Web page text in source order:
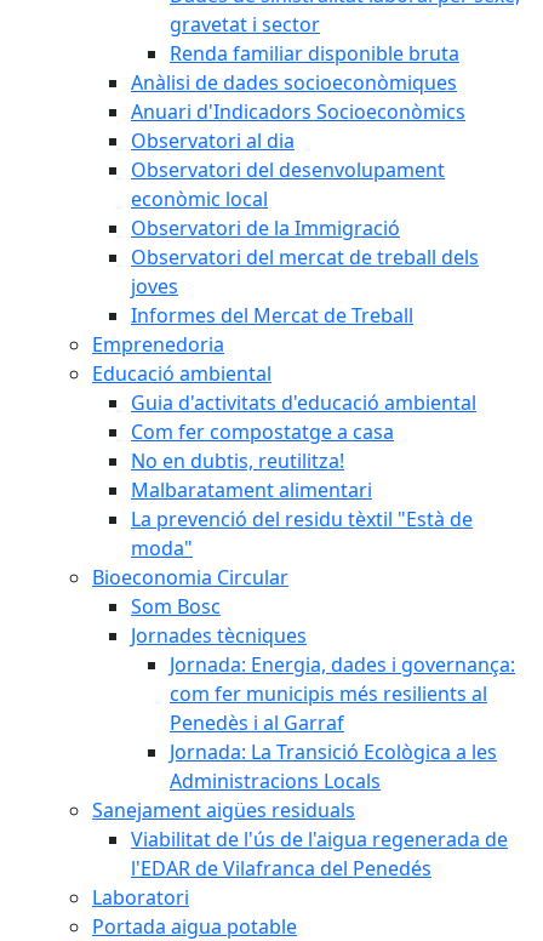
gravetat i sector
Renda familiar disponible bruta
Anàlisi de dades socioeconòmiques
Anuari d'Indicadors Socioeconòmics
Observatori al dia
Observatori del desenvolupament
econòmic local
Observatori de la Immigració
Observatori del mercat de treball dels
joves
Informes del Mercat de Treball
Emprenedoria
Educació ambiental
Guia d'activitats d'educació ambiental
Com fer compostatge a casa
No en dubtis, reutilitza!
Malbaratament alimentari
La prevenció del residu tèxtil "Està de
moda"
Bioeconomia Circular
Som Bosc
Jornades tècniques
Jornada: Energia, dades i governança:
com fer municipis més resilients al
Penedès i al Garraf
Jornada: La Transició Ecològica a les
Administracions Locals
Sanejament aigües residuals
Viabilitat de l'ús de l'aigua regenerada de
l'EDAR de Vilafranca del Penedés
Laboratori
Portada aigua potable